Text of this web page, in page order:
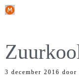
Ga
inhoud
3 december 2016 door